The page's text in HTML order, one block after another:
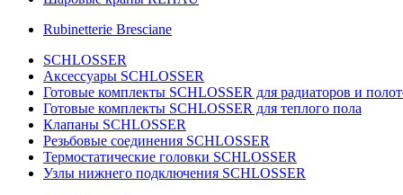
Rubinetterie Bresciane
SCHLOSSER
Аксессуары SCHLOSSER
Готовые комплекты SCHLOSSER для радиаторов и
Готовые комплекты SCHLOSSER для теплого пола
Клапаны SCHLOSSER
Резьбовые соединения SCHLOSSER
Термостатические головки SCHLOSSER
Узлы нижнего подключения SCHLOSSER